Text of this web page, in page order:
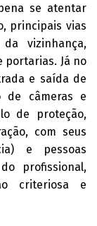
se atentar
principais vias
vizinhança,
Já no
e saída de
de câmeras e
de proteção,
com seus
e pessoas
profissional,
criteriosa e